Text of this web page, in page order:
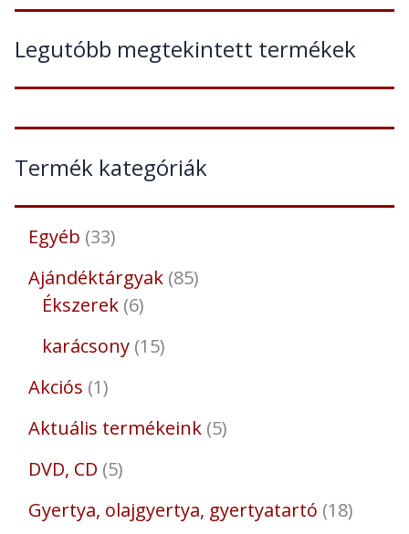
Legutóbb megtekintett termékek
Termék kategóriák
Egyéb 33
Ajándéktárgyak 85
Ékszerek 6
karácsony 15
Akciós 1
Aktuális termékeink 5
DVD, CD 5
Gyertya, olajgyertya, gyertyatartó 18